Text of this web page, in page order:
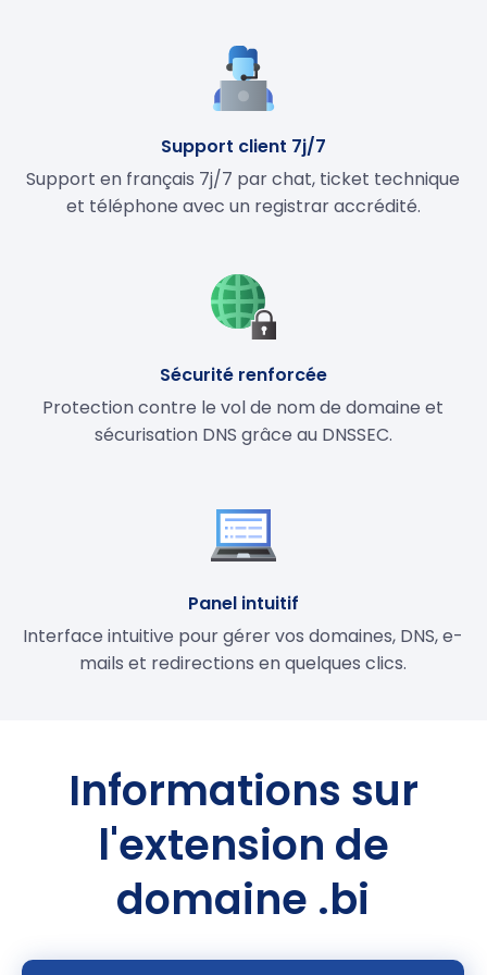
Support client 7j/7
Support en français 7j/7 par chat, ticket technique
et téléphone avec un registrar accrédité.
Sécurité renforcée
Protection contre le vol de nom de domaine et
sécurisation DNS grâce au DNSSEC.
Panel intuitif
Interface intuitive pour gérer vos domaines, DNS, e-
mails et redirections en quelques clics.
Informations sur
l'extension de
domaine .bi